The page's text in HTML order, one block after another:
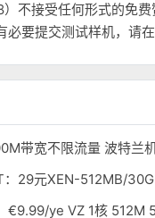
不接受任何形式的免
要提交测试样机，请在
带宽不限流量 波特兰